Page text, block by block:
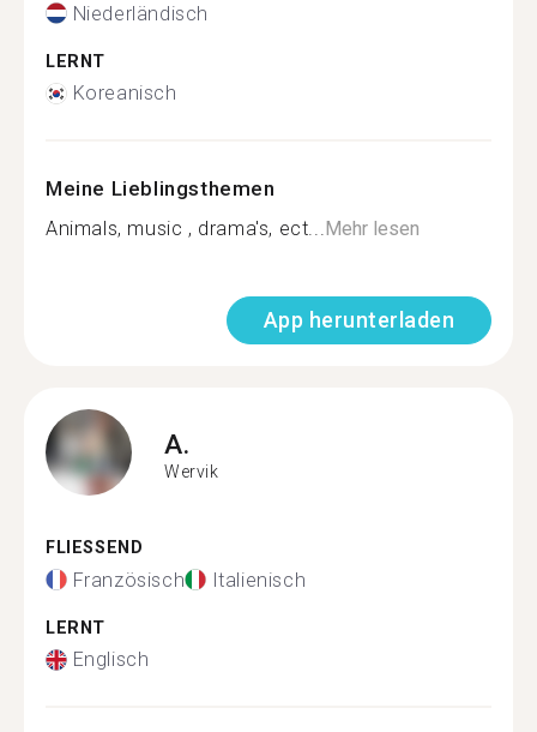
Niederländisch
LERNT
Koreanisch
Meine Lieblingsthemen
Animals, music , drama's, ect...Mehr lesen
App herunterladen
A.
Wervik
FLIESSEND
Französisch Italienisch
LERNT
Englisch